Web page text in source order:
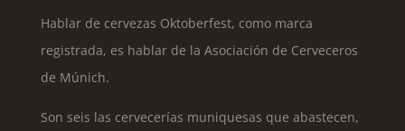
Hablar de cervezas Oktoberfest, como marca
registrada, es hablar de la Asociación de Cerveceros
de Múnich.
Son seis las cervecerías muniquesas que abastecen,